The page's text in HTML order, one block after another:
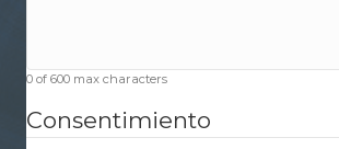
0 of 600 max characters
Consentimiento